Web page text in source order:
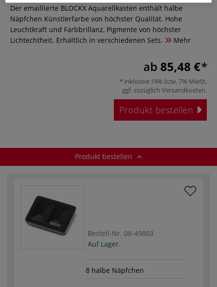
Der emaillierte BLOCKX Aquarellkasten enthält halbe
Näpfchen Künstlerfarbe von höchster Qualität. Hohe
Leuchtkraft und Farbbrillanz, Pigmente von höchster
Lichtechtheit. Erhältlich in verschiedenen Sets.
Mehr
ab 85,48 €
inklusive 19% bzw. 7% MwSt,
ggf. zuzüglich Versandkosten.
Produkt bestellen
Produkt bestellen
Bestell-Nr. 08-49803
Auf Lager.
8 halbe Näpfchen